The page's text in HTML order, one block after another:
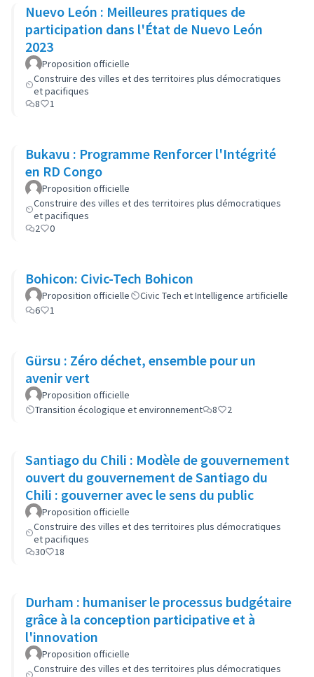
Nuevo León : Meilleures pratiques de
participation dans l'État de Nuevo León
2023
Proposition officielle
Construire des villes et des territoires plus démocratiques
et pacifiques
8
1
Bukavu : Programme Renforcer l'Intégrité
en RD Congo
Proposition officielle
Construire des villes et des territoires plus démocratiques
et pacifiques
2
0
Bohicon: Civic-Tech Bohicon
Proposition officielle
Civic Tech et Intelligence artificielle
6
1
Gürsu : Zéro déchet, ensemble pour un
avenir vert
Proposition officielle
Transition écologique et environnement
8 2
Santiago du Chili : Modèle de gouvernement
ouvert du gouvernement de Santiago du
Chili : gouverner avec le sens du public
Proposition officielle
Construire des villes et des territoires plus démocratiques
et pacifiques
30
18
Durham : humaniser le processus budgétaire
grâce à la conception participative et à
l'innovation
Proposition officielle
Construire des villes et des territoires plus démocratiques